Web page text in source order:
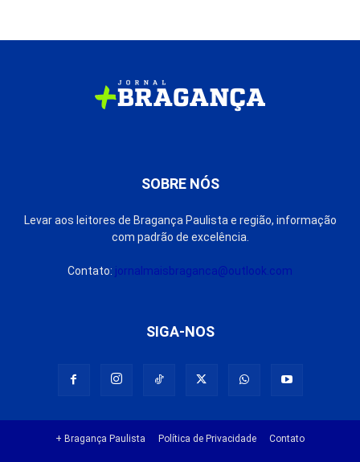
SOBRE NÓS
Levar aos leitores de Bragança Paulista e região, informação
com padrão de excelência.
Contato: jornalmaisbraganca@outlook.com
SIGA-NOS
+ Bragança Paulista Política de Privacidade Contato